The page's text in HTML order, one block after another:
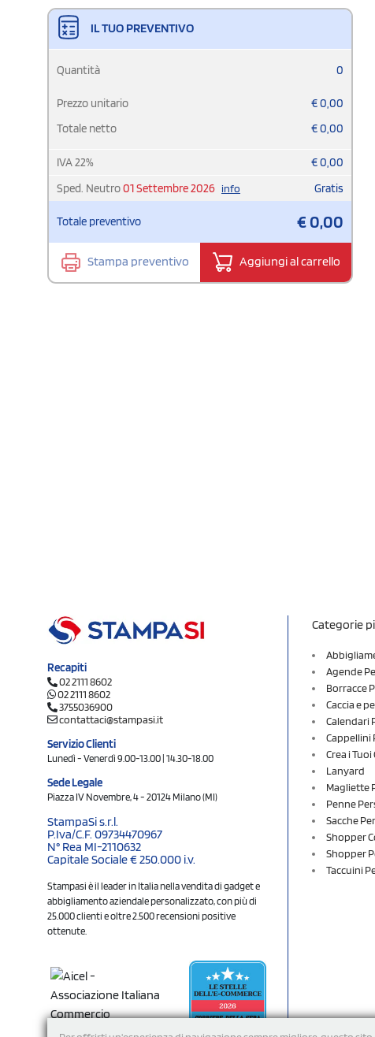
IL TUO PREVENTIVO
Quantità 0
Prezzo unitario €0,00
Totale netto
€0,00
IVA22% €0,00
Sped. Neutro01 Settembre 2026 info Gratis
Totale preventivo €0,00
Stampa preventivo Aggiungi al carrello
Recapiti
02 2111 8602
02 2111 8602
3755036900
contattaci@stampasi.it
Servizio Clienti
Lunedì - Venerdì 9.00-13.00 | 14.30-18.00
Sede Legale
Piazza IV Novembre, 4 - 20124 Milano (MI)
StampaSi s.r.l.
P.Iva/C.F. 09734470967
N° Rea MI-2110632
Capitale Sociale € 250.000 i.v.
Stampasi è il leader in Italia nella vendita di gadget e
abbigliamento aziendale personalizzato, con più di
25.000 clienti e oltre 2.500 recensioni positive
ottenute.
Categorie
Agende
Borracce
Caccia e
Calendari
Cappellini
Crea i
Lanyard
Magliette
Penne
Sacche
Shopper
Shopper
Taccuini